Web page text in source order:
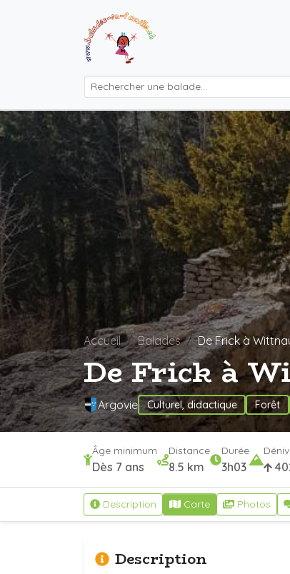
Accueil Balades De Frick à
De Frick à
Argovie Culturel, didactique Forêt
Âge minimum
Dès 7 ans
Distance
8.5 km
Durée
3h03
Description Carte Photos
Description